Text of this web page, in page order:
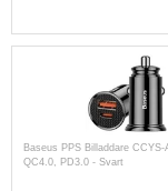
Baseus PPS Billaddare CCYS-
QC4.0, PD3.0 - Svart